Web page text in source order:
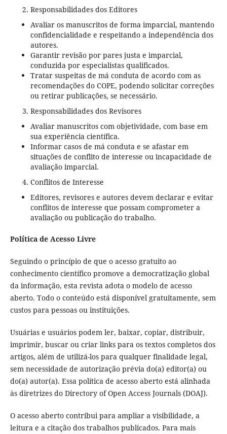
Responsabilidades dos Editores
Avaliar os manuscritos de forma imparcial, mantendo
confidencialidade e respeitando a independência dos
autores.
Garantir revisão por pares justa e imparcial,
conduzida por especialistas qualificados.
Tratar suspeitas de má conduta de acordo com as
recomendações do COPE, podendo solicitar correções
ou retirar publicações, se necessário.
Responsabilidades dos Revisores
Avaliar manuscritos com objetividade, com base em
sua experiência científica.
Informar casos de má conduta e se afastar em
situações de conflito de interesse ou incapacidade de
avaliação imparcial.
Conflitos de Interesse
Editores, revisores e autores devem declarar e evitar
conflitos de interesse que possam comprometer a
avaliação ou publicação do trabalho.
Política de Acesso Livre
Seguindo o princípio de que o acesso gratuito ao
conhecimento científico promove a democratização global
da informação, esta revista adota o modelo de acesso
aberto. Todo o conteúdo está disponível gratuitamente, sem
custos para pessoas ou instituições.
Usuárias e usuários podem ler, baixar, copiar, distribuir,
imprimir, buscar ou criar links para os textos completos dos
artigos, além de utilizá-los para qualquer finalidade legal,
sem necessidade de autorização prévia do(a) editor(a) ou
do(a) autor(a). Essa política de acesso aberto está alinhada
às diretrizes do Directory of Open Access Journals (DOAJ).
O acesso aberto contribui para ampliar a visibilidade, a
leitura e a citação dos trabalhos publicados. Para mais